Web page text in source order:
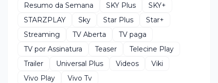
Resumo da Semana
SKY Plus
SKY+
STARZPLAY
Sky Star Plus
Star+
Streaming
TV Aberta
TV paga
TV por Assinatura
Teaser
Telecine Play
Trailer
Universal Plus Videos
Viki
Vivo Play
Vivo Tv